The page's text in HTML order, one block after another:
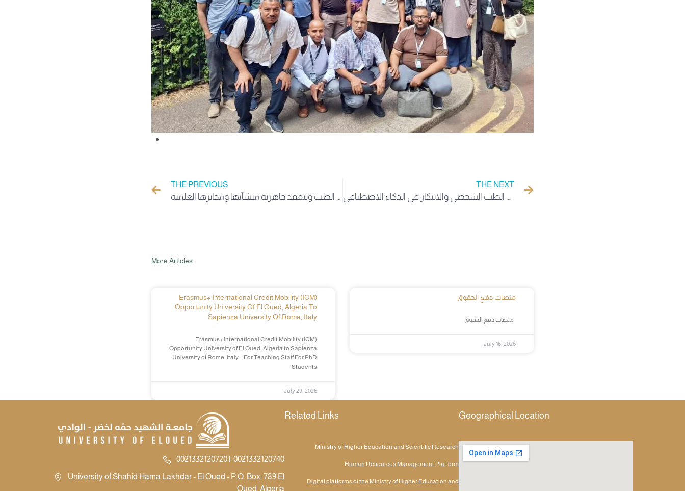
THE PREVIOUS
مدير جامعة الوادي يعاين سير امتحانات كلية الطب ويتفقد جاهزية منشآتها ومخابرها العلمية
THE NEXT
المدرسة الصيفية عبر الأطلسي في الطب الشخصي والابتكار في الذكاء الاصطناعي.
More Articles
Erasmus+ International Credit Mobility (ICM)
Opportunity University Of El Oued, Algeria To
Sapienza University Of Rome, Italy
Erasmus+ International Credit Mobility (ICM)
Opportunity University of El Oued, Algeria to Sapienza
University of Rome, Italy For Teaching Staff For PhD
Students
July 29, 2026
منصات دفع الحقوق
July 16, 2026
0021332120720 || 0021332120740
University of Shahid Hama Lakhdar - El Oued - P.O. Box: 789 El
Oued, Algeria
Related Links
Ministry of Higher Education and Scientific Research
Human Resources Management Platform
Digital platforms of the Ministry of Higher Education and
Geographical Location